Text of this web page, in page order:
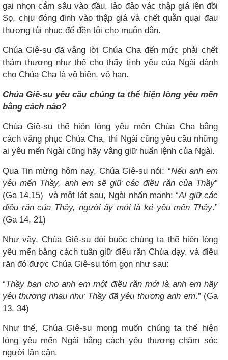
gai nhọn cắm sâu vào đầu, lảo đảo vác thập giá lên đồi
Sọ, chịu đóng đinh vào thập giá và chết quằn quại đau
thương tủi nhục để đền tội cho muôn dân.
Chúa Giê-su đã vâng lời Chúa Cha đến mức phải chết
thảm thương như thế cho thấy tình yêu của Ngài dành
cho Chúa Cha là vô biên, vô hạn.
Chúa Giê-su yêu cầu chúng ta thể hiện lòng yêu mến
bằng cách nào?
Chúa Giê-su thể hiện lòng yêu mến Chúa Cha bằng
cách vâng phục Chúa Cha, thì Ngài cũng yêu cầu những
ai yêu mến Ngài cũng hãy vâng giữ huấn lệnh của Ngài.
Qua Tin mừng hôm nay, Chúa Giê-su nói: “Nếu anh em
yêu mến Thầy, anh em sẽ giữ các điều răn của Thầy”
(Ga 14,15)
và một lát sau, Ngài nhấn mạnh: “Ai giữ các
điều răn của Thầy, người ấy mới là kẻ yêu mến Thầy.”
(Ga 14, 21)
Như vậy, Chúa Giê-su đòi buộc chúng ta thể hiện lòng
yêu mến bằng cách tuân giữ điều răn Chúa dạy, và điều
răn đó được Chúa Giê-su tóm gọn như sau:
“Thầy ban cho anh em một điều răn mới là anh em hãy
yêu thương nhau như Thầy đã yêu thương anh em.” (Ga
13, 34)
Như thế, Chúa Giê-su mong muốn chúng ta thể hiện
lòng yêu mến Ngài bằng cách yêu thương chăm sóc
người lân cận.